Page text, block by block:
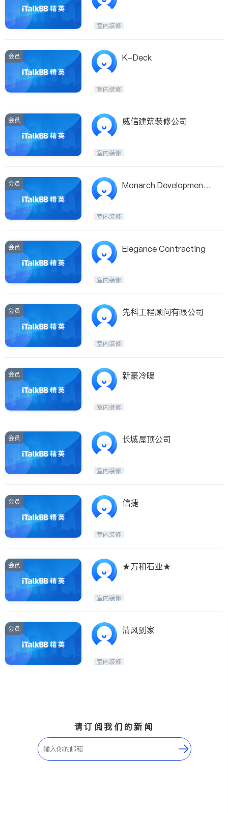
室内装修
会员 K-Deck
室内装修
会员 威信建筑装修公司
室内装修
会员
Monarch Development
室内装修
会员 Elegance Contracting
室内装修
会员 先科工程顾问有限公司
室内装修
会员 新豪冷暖
室内装修
会员 长城屋顶公司
室内装修
会员 信捷
室内装修
会员 ★万和石业★
室内装修
会员 清风到家
室内装修
请订阅我们的新闻